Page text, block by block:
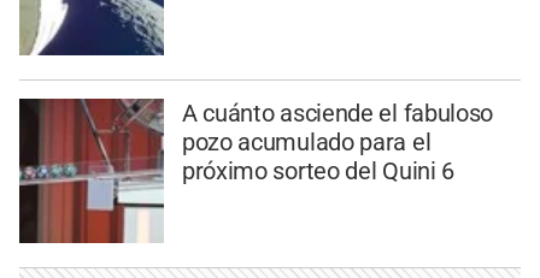
A cuánto asciende el fabuloso
pozo acumulado para el
próximo sorteo del Quini 6